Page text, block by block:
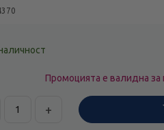
Промоцията е валидна за
+